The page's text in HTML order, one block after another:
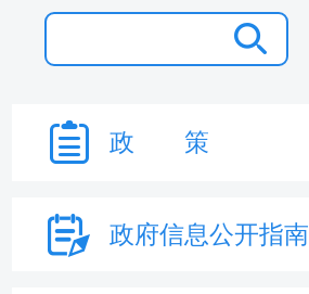
政 策
政府信息公开指南